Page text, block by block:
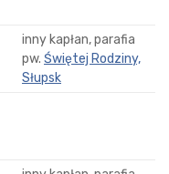
inny kapłan, parafia
pw. Świętej Rodziny,
Słupsk